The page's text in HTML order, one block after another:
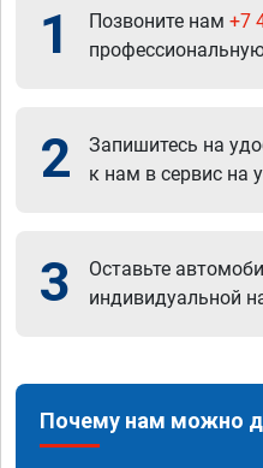
1 Позвоните нам +7
2
Запишитесь на
к нам в сервис на
3
Оставьте
индивидуальной
Почему нам можно